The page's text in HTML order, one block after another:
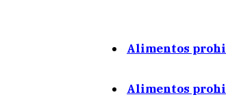
Alimentos
Alimentos